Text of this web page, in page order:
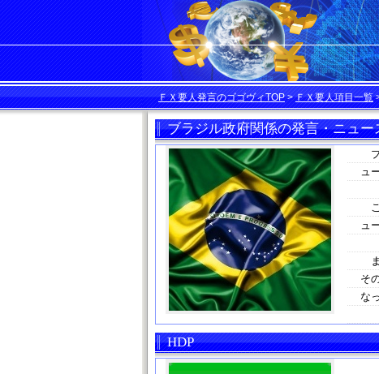
ＦＸ要人発言のゴゴヴィTOP>ＦＸ要人項目一覧
ブラジル政府関係の発言・ニュー
ブ
ュ
こ
ュ
ま
そ
な
HDP